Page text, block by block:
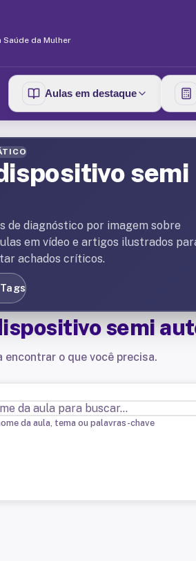
Saúde da Mulher
Aulas em destaque
semi
de diagnóstico por imagem sobre
em vídeo e artigos ilustrados
achados críticos.
semi
encontrar o que você precisa.
da aula, tema ou palavras-chave